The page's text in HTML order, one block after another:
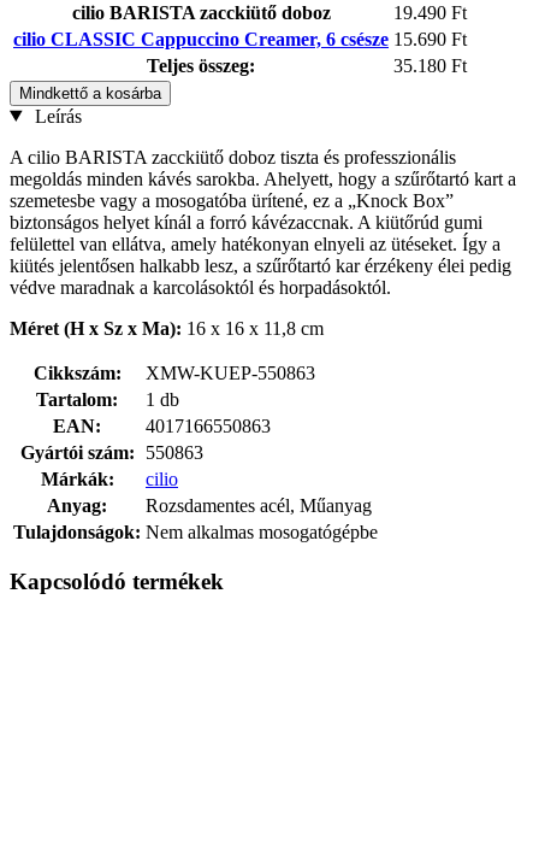
cilio BARISTA zacckiütő doboz
19.490 Ft
cilio CLASSIC Cappuccino Creamer, 6 csésze 15.690 Ft
Teljes összeg:
35.180 Ft
Mindkettő a kosárba
Leírás
A cilio BARISTA zacckiütő doboz tiszta és professzionális
megoldás minden kávés sarokba. Ahelyett, hogy a szűrőtartó kart a
szemetesbe vagy a mosogatóba ürítené, ez a „Knock Box”
biztonságos helyet kínál a forró kávézaccnak. A kiütőrúd gumi
felülettel van ellátva, amely hatékonyan elnyeli az ütéseket. Így a
kiütés jelentősen halkabb lesz, a szűrőtartó kar érzékeny élei pedig
védve maradnak a karcolásoktól és horpadásoktól.
Méret (H x Sz x Ma): 16 x 16 x 11,8 cm
Cikkszám:
XMW-KUEP-550863
Tartalom:
1 db
EAN:
4017166550863
Gyártói szám:
550863
Márkák:
cilio
Anyag:
Rozsdamentes acél, Műanyag
Tulajdonságok: Nem alkalmas mosogatógépbe
Kapcsolódó termékek